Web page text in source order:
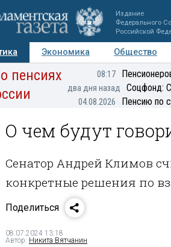
Издание
Федерального
Российской
Экономика Общество
Персоны Мнения
пенсиях
08:17
два дня назад Соцфонд:
04.08.2026 Пенсию по
О чем будут
Сенатор Андрей Климов
конкретные решения по
Поделиться
08.07.2024 13:18
Автор: Никита Вятчанин